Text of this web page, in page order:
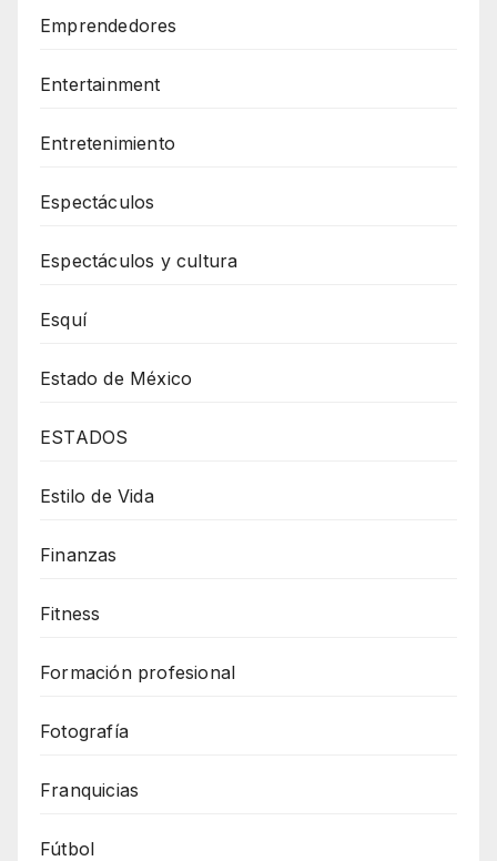
Emprendedores
Entertainment
Entretenimiento
Espectáculos
Espectáculos y cultura
Esquí
Estado de México
ESTADOS
Estilo de Vida
Finanzas
Fitness
Formación profesional
Fotografía
Franquicias
Fútbol